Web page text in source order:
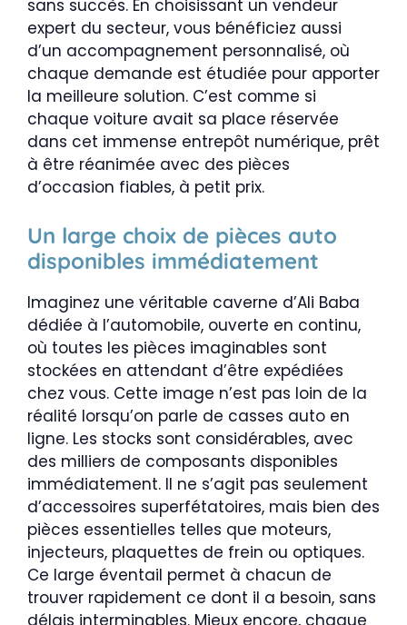
sans succès. En choisissant un vendeur
expert du secteur, vous bénéficiez aussi
d’un accompagnement personnalisé, où
chaque demande est étudiée pour apporter
la meilleure solution. C’est comme si
chaque voiture avait sa place réservée
dans cet immense entrepôt numérique, prêt
à être réanimée avec des pièces
d’occasion fiables, à petit prix.
Un large choix de pièces auto
disponibles immédiatement
Imaginez une véritable caverne d’Ali Baba
dédiée à l’automobile, ouverte en continu,
où toutes les pièces imaginables sont
stockées en attendant d’être expédiées
chez vous. Cette image n’est pas loin de la
réalité lorsqu’on parle de casses auto en
ligne. Les stocks sont considérables, avec
des milliers de composants disponibles
immédiatement. Il ne s’agit pas seulement
d’accessoires superfétatoires, mais bien des
pièces essentielles telles que moteurs,
injecteurs, plaquettes de frein ou optiques.
Ce large éventail permet à chacun de
trouver rapidement ce dont il a besoin, sans
délais interminables. Mieux encore, chaque